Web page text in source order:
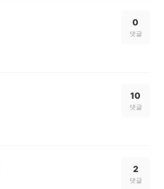
0
댓글
10
댓글
2
댓글